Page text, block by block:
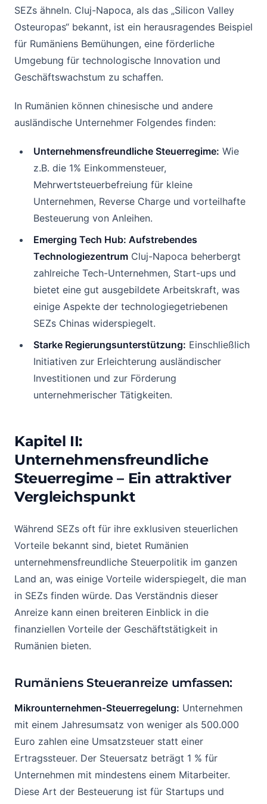
SEZs ähneln. Cluj-Napoca, als das „Silicon Valley
Osteuropas“ bekannt, ist ein herausragendes Beispiel
für Rumäniens Bemühungen, eine förderliche
Umgebung für technologische Innovation und
Geschäftswachstum zu schaffen.
In Rumänien können chinesische und andere
ausländische Unternehmer Folgendes finden:
Unternehmensfreundliche Steuerregime: Wie
z.B. die 1% Einkommensteuer,
Mehrwertsteuerbefreiung für kleine
Unternehmen, Reverse Charge und vorteilhafte
Besteuerung von Anleihen.
Emerging Tech Hub: Aufstrebendes
Technologiezentrum Cluj-Napoca beherbergt
zahlreiche Tech-Unternehmen, Start-ups und
bietet eine gut ausgebildete Arbeitskraft, was
einige Aspekte der technologiegetriebenen
SEZs Chinas widerspiegelt.
Starke Regierungsunterstützung: Einschließlich
Initiativen zur Erleichterung ausländischer
Investitionen und zur Förderung
unternehmerischer Tätigkeiten.
Kapitel II:
Unternehmensfreundliche
Steuerregime – Ein attraktiver
Vergleichspunkt
Während SEZs oft für ihre exklusiven steuerlichen
Vorteile bekannt sind, bietet Rumänien
unternehmensfreundliche Steuerpolitik im ganzen
Land an, was einige Vorteile widerspiegelt, die man
in SEZs finden würde. Das Verständnis dieser
Anreize kann einen breiteren Einblick in die
finanziellen Vorteile der Geschäftstätigkeit in
Rumänien bieten.
Rumäniens Steueranreize umfassen:
Mikrounternehmen-Steuerregelung: Unternehmen
mit einem Jahresumsatz von weniger als 500.000
Euro zahlen eine Umsatzsteuer statt einer
Ertragssteuer. Der Steuersatz beträgt 1 % für
Unternehmen mit mindestens einem Mitarbeiter.
Diese Art der Besteuerung ist für Startups und